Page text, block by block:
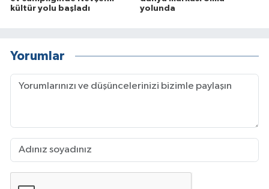
kültür yolu başladı
yolunda
Yorumlar